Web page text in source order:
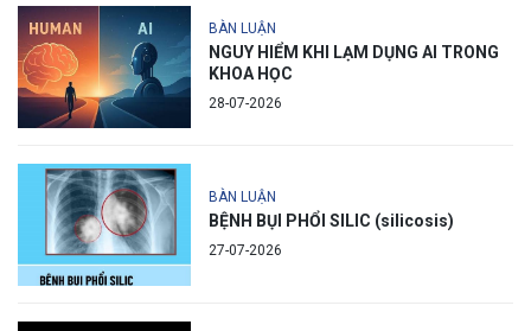
BÀN LUẬN
NGUY HIỂM KHI LẠM DỤNG AI TRONG
KHOA HỌC
28-07-2026
BÀN LUẬN
BỆNH BỤI PHỔI SILIC (silicosis)
27-07-2026